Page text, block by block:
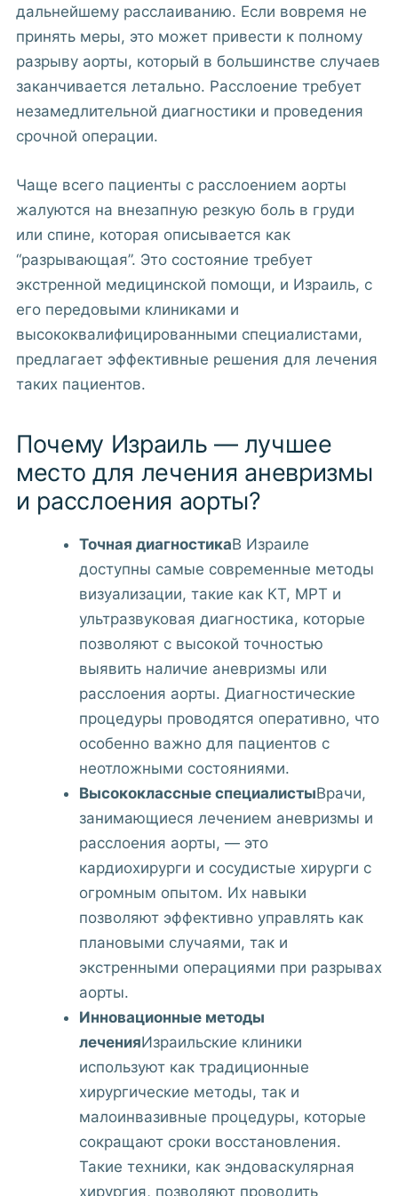
дальнейшему расслаиванию. Если вовремя не
принять меры, это может привести к полному
разрыву аорты, который в большинстве случаев
заканчивается летально. Расслоение требует
незамедлительной диагностики и проведения
срочной операции.
Чаще всего пациенты с расслоением аорты
жалуются на внезапную резкую боль в груди
или спине, которая описывается как
“разрывающая”. Это состояние требует
экстренной медицинской помощи, и Израиль, с
его передовыми клиниками и
высококвалифицированными специалистами,
предлагает эффективные решения для лечения
таких пациентов.
Почему Израиль — лучшее
место для лечения аневризмы
и расслоения аорты?
Точная диагностикаВ Израиле
доступны самые современные методы
визуализации, такие как КТ, МРТ и
ультразвуковая диагностика, которые
позволяют с высокой точностью
выявить наличие аневризмы или
расслоения аорты. Диагностические
процедуры проводятся оперативно, что
особенно важно для пациентов с
неотложными состояниями.
Высококлассные специалистыВрачи,
занимающиеся лечением аневризмы и
расслоения аорты, — это
кардиохирурги и сосудистые хирурги с
огромным опытом. Их навыки
позволяют эффективно управлять как
плановыми случаями, так и
экстренными операциями при разрывах
аорты.
Инновационные методы
леченияИзраильские клиники
используют как традиционные
хирургические методы, так и
малоинвазивные процедуры, которые
сокращают сроки восстановления.
Такие техники, как эндоваскулярная
хирургия, позволяют проводить